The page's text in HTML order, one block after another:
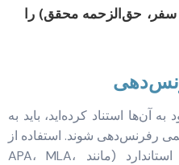
سفر، حق‌الزحمه محقق) را
آن‌ها استناد کرده‌اید، باید به
رفرنس‌دهی شوند. استفاده از
یکی از شیوه‌های رفرنس‌دهی استاندارد (مانند APA، MLA،